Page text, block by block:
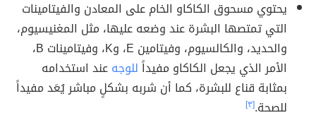
يحتوي مسحوق الكاكاو الخام على المعادن والفيتامينات
التي تمتصها البشرة عند وضعه عليها، مثل المغنيسيوم،
والحديد، والكالسيوم، وفيتامين E، وK، وفيتامينات B،
الأمر الذي يجعل الكاكاو مفيداًللوجهعند استخدامه
بمثابة قناع للبشرة، كما أن شربه بشكلٍ مباشر يُعَد مفيداً
للصحة.[٣]